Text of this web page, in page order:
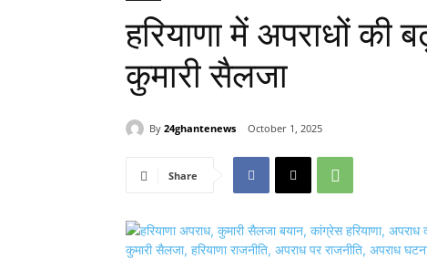
हरियाणा में अपराधों की
कुमारी सैलजा
By 24ghantenews October 1, 2025
Share